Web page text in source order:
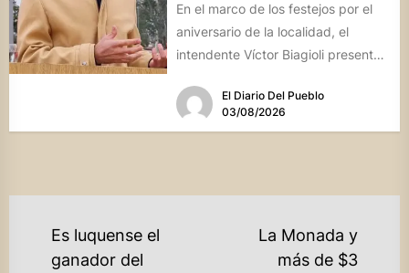
En el marco de los festejos por el
aniversario de la localidad, el
intendente Víctor Biagioli presentó
El Diario Del Pueblo
03/08/2026
NAVEGACIÓN
Es luquense el
ganador del
La Monada y
más de $3